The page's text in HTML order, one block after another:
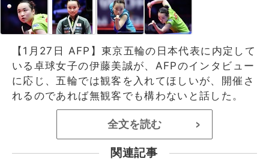
【1月27日 AFP】東京五輪の日本代表に内定して
いる卓球女子の伊藤美誠が、AFPのインタビュー
に応じ、五輪では観客を入れてほしいが、開催さ
れるのであれば無観客でも構わないと話した。
全文を読む >
関連記事